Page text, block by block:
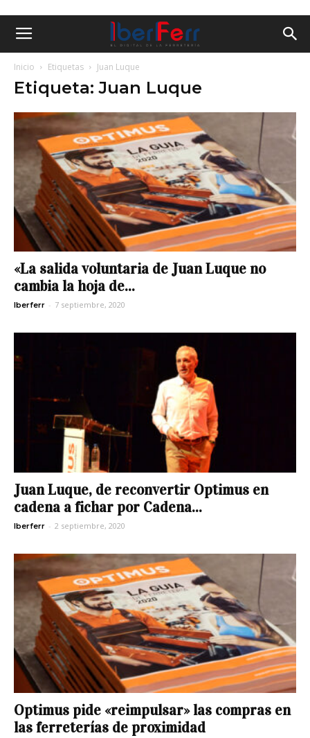
Inicio Etiquetas Juan Luque
Etiqueta: Juan Luque
«La salida voluntaria de Juan Luque no
cambia la hoja de...
Iberferr - 7 septiembre, 2020
Juan Luque, de reconvertir Optimus en
cadena a fichar por Cadena...
Iberferr - 2 septiembre, 2020
Optimus pide «reimpulsar» las compras en
las ferreterías de proximidad